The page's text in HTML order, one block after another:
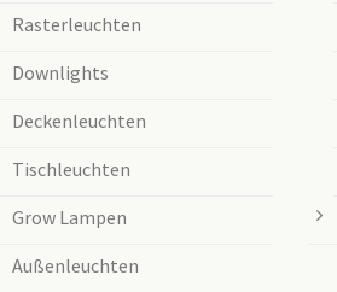
Rasterleuchten
Downlights
Deckenleuchten
Tischleuchten
Grow Lampen
Außenleuchten